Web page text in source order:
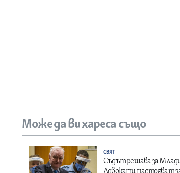
Може да ви хареса също
СВЯТ
Съдът решава за
Адвокати настояват